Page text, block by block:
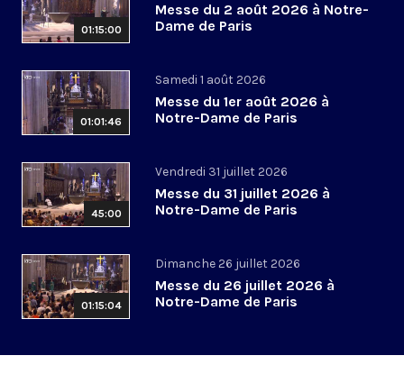
01:15:00
Messe du 2 août 2026 à Notre-
Dame de Paris
01:01:46
Samedi 1 août 2026
Messe du 1er août 2026 à
Notre-Dame de Paris
45:00
Vendredi 31 juillet 2026
Messe du 31 juillet 2026 à
Notre-Dame de Paris
01:15:04
Dimanche 26 juillet 2026
Messe du 26 juillet 2026 à
Notre-Dame de Paris